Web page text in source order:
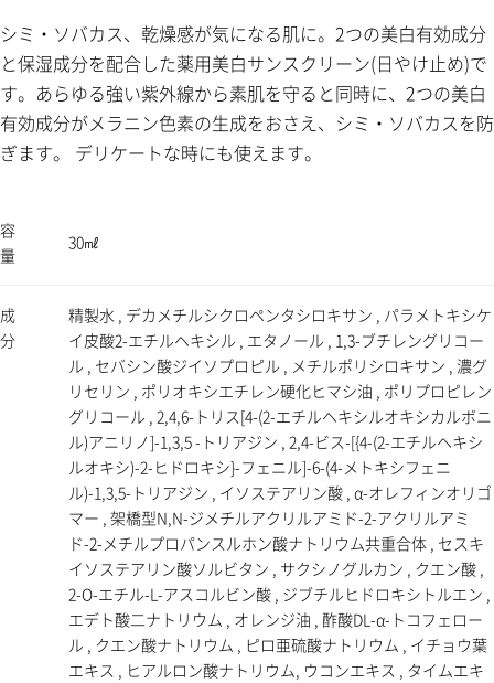
シミ・ソバカス、乾燥感が気になる肌に。2つの美白有効成分
と保湿成分を配合した薬用美白サンスクリーン(日やけ止め)で
す。あらゆる強い紫外線から素肌を守ると同時に、2つの美白
有効成分がメラニン色素の生成をおさえ、シミ・ソバカスを防
ぎます。 デリケートな時にも使えます。
容
量
30㎖
成
分
精製水 , デカメチルシクロペンタシロキサン , パラメトキシケ
イ皮酸2-エチルヘキシル , エタノール , 1,3-ブチレングリコー
ル , セバシン酸ジイソプロピル , メチルポリシロキサン , 濃グ
リセリン , ポリオキシエチレン硬化ヒマシ油 , ポリプロピレン
グリコール , 2,4,6-トリス[4-(2-エチルヘキシルオキシカルボニ
ル)アニリノ]-1,3,5 -トリアジン , 2,4-ビス-[{4-(2-エチルヘキシ
ルオキシ)-2-ヒドロキシ}-フェニル]-6-(4-メトキシフェニ
ル)-1,3,5-トリアジン , イソステアリン酸 , α-オレフィンオリゴ
マー , 架橋型N,N-ジメチルアクリルアミド-2-アクリルアミ
ド-2-メチルプロパンスルホン酸ナトリウム共重合体 , セスキ
イソステアリン酸ソルビタン , サクシノグルカン , クエン酸 ,
2-O-エチル-L-アスコルビン酸 , ジブチルヒドロキシトルエン ,
エデト酸二ナトリウム , オレンジ油 , 酢酸DL-α-トコフェロー
ル , クエン酸ナトリウム , ピロ亜硫酸ナトリウム , イチョウ葉
エキス , ヒアルロン酸ナトリウム, ウコンエキス , タイムエキ